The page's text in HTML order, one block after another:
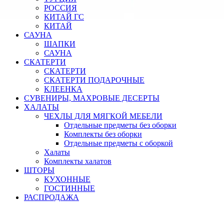
РОССИЯ
КИТАЙ ГС
КИТАЙ
САУНА
ШАПКИ
САУНА
СКАТЕРТИ
СКАТЕРТИ
СКАТЕРТИ ПОДАРОЧНЫЕ
КЛЕЕНКА
СУВЕНИРЫ, МАХРОВЫЕ ДЕСЕРТЫ
ХАЛАТЫ
ЧЕХЛЫ ДЛЯ МЯГКОЙ МЕБЕЛИ
Отдельные предметы без оборки
Комплекты без оборки
Отдельные предметы с оборкой
Халаты
Комплекты халатов
ШТОРЫ
КУХОННЫЕ
ГОСТИННЫЕ
РАСПРОДАЖА